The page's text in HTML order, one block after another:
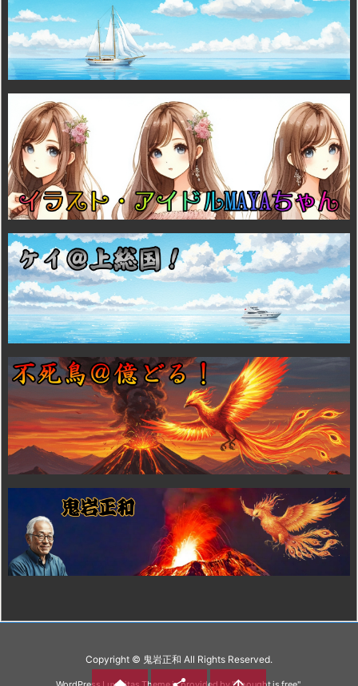
Copyright © 鬼岩正和 All Rights Reserved.